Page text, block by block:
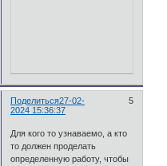
Поделиться 5
27-02-
2024 15:36:37
Для кого то узнаваемо, а кто
то должен проделать
определенную работу, чтобы